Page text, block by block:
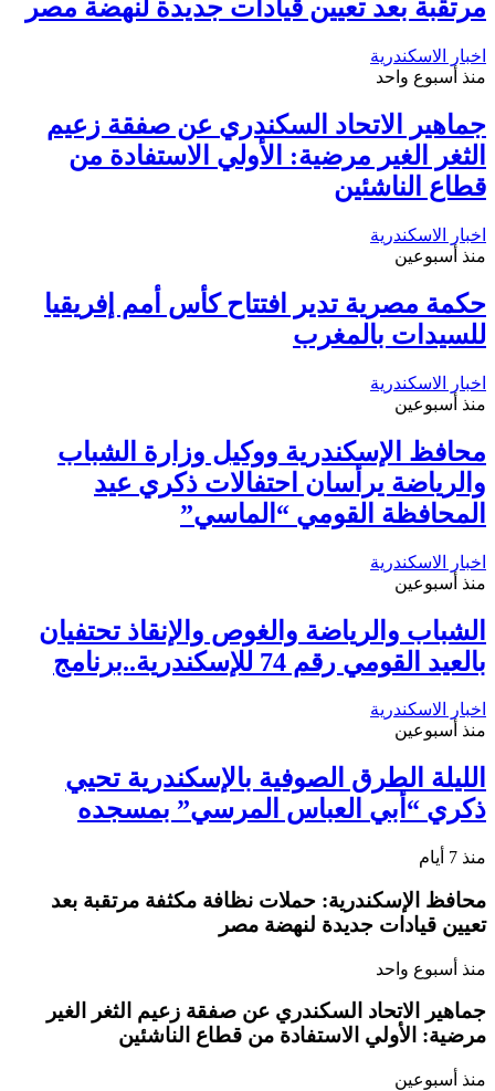
مرتقبة بعد تعيين قيادات جديدة لنهضة مصر
اخبار الاسكندرية
منذ أسبوع واحد
جماهير الاتحاد السكندري عن صفقة زعيم
الثغر الغير مرضية: الأولي الاستفادة من
قطاع الناشئين
اخبار الاسكندرية
منذ أسبوعين
حكمة مصرية تدير افتتاح كأس أمم إفريقيا
للسيدات بالمغرب
اخبار الاسكندرية
منذ أسبوعين
محافظ الإسكندرية ووكيل وزارة الشباب
والرياضة يرأسان احتفالات ذكري عيد
المحافظة القومي “الماسي”
اخبار الاسكندرية
منذ أسبوعين
الشباب والرياضة والغوص والإنقاذ تحتفيان
بالعيد القومي رقم 74 للإسكندرية..برنامج
اخبار الاسكندرية
منذ أسبوعين
الليلة الطرق الصوفية بالإسكندرية تحيي
ذكري “أبي العباس المرسي” بمسجده
منذ 7 أيام
محافظ الإسكندرية: حملات نظافة مكثفة مرتقبة بعد
تعيين قيادات جديدة لنهضة مصر
منذ أسبوع واحد
جماهير الاتحاد السكندري عن صفقة زعيم الثغر الغير
مرضية: الأولي الاستفادة من قطاع الناشئين
منذ أسبوعين